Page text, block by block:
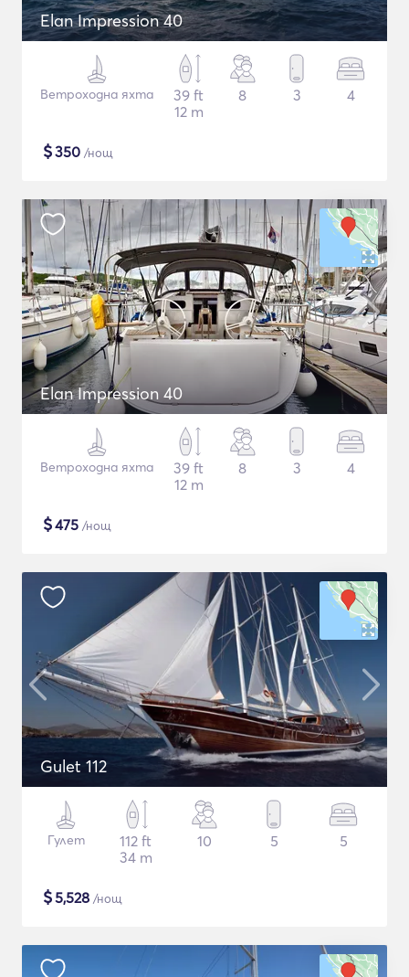
Elan Impression 40
Ветроходна яхта
39 ft
12 m
8 3 4
$350 /нощ
Elan Impression 40
Ветроходна яхта
39 ft
12 m
8 3 4
$475 /нощ
Gulet 112
Гулет
112 ft
34 m
10 5 5
$5,528 /нощ